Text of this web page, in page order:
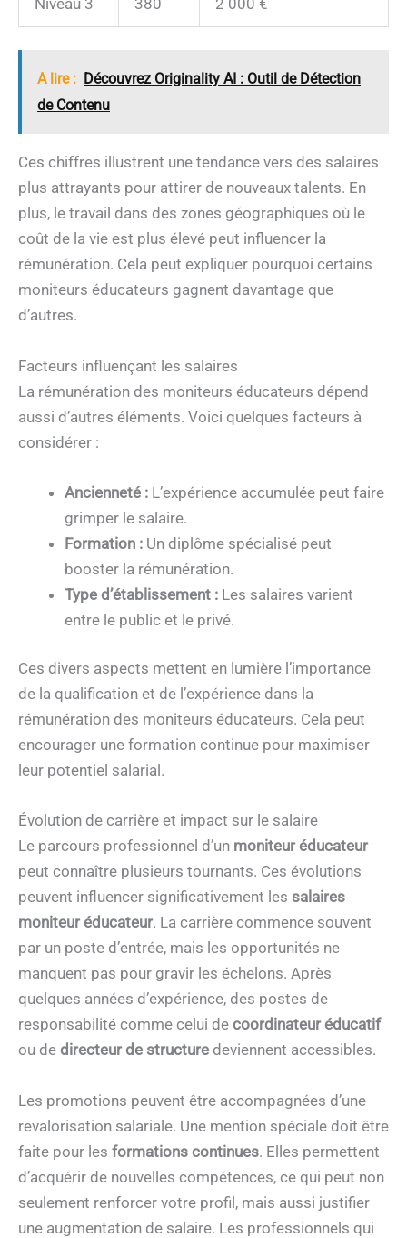
A lire : Découvrez Originality AI : Outil de Détection
de Contenu
Ces chiffres illustrent une tendance vers des salaires
plus attrayants pour attirer de nouveaux talents. En
plus, le travail dans des zones géographiques où le
coût de la vie est plus élevé peut influencer la
rémunération. Cela peut expliquer pourquoi certains
moniteurs éducateurs gagnent davantage que
d’autres.
Facteurs influençant les salaires
La rémunération des moniteurs éducateurs dépend
aussi d’autres éléments. Voici quelques facteurs à
considérer :
Ancienneté : L’expérience accumulée peut faire
grimper le salaire.
Formation : Un diplôme spécialisé peut
booster la rémunération.
Type d’établissement : Les salaires varient
entre le public et le privé.
Ces divers aspects mettent en lumière l’importance
de la qualification et de l’expérience dans la
rémunération des moniteurs éducateurs. Cela peut
encourager une formation continue pour maximiser
leur potentiel salarial.
Évolution de carrière et impact sur le salaire
Le parcours professionnel d’un moniteur éducateur
peut connaître plusieurs tournants. Ces évolutions
peuvent influencer significativement les salaires
moniteur éducateur. La carrière commence souvent
par un poste d’entrée, mais les opportunités ne
manquent pas pour gravir les échelons. Après
quelques années d’expérience, des postes de
responsabilité comme celui de coordinateur éducatif
ou de directeur de structure deviennent accessibles.
Les promotions peuvent être accompagnées d’une
revalorisation salariale. Une mention spéciale doit être
faite pour les formations continues. Elles permettent
d’acquérir de nouvelles compétences, ce qui peut non
seulement renforcer votre profil, mais aussi justifier
une augmentation de salaire. Les professionnels qui